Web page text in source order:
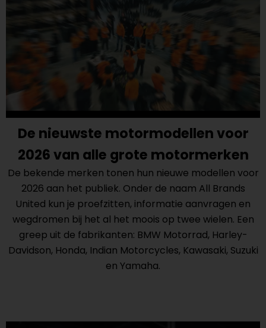
De nieuwste motormodellen voor
2026 van alle grote motormerken
De bekende merken tonen hun nieuwe modellen voor
2026 aan het publiek. Onder de naam All Brands
United kun je proefzitten, informatie aanvragen en
wegdromen bij het al het moois op twee wielen. Een
greep uit de fabrikanten: BMW Motorrad, Harley-
Davidson, Honda, Indian Motorcycles, Kawasaki, Suzuki
en Yamaha.